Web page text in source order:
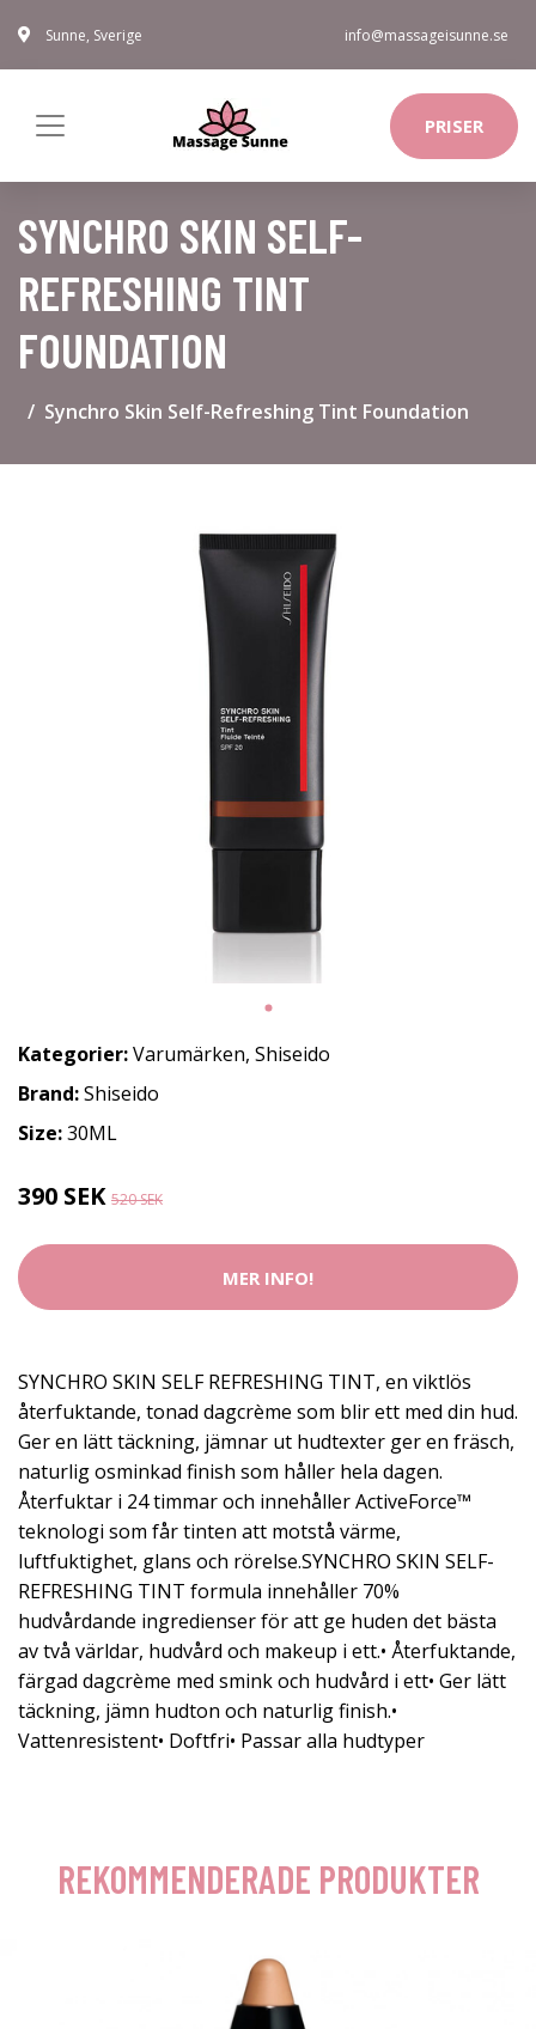
Sunne, Sverige info@massageisunne.se
PRISER
SYNCHRO SKIN SELF-
REFRESHING TINT
FOUNDATION
Synchro Skin Self-Refreshing Tint Foundation
Kategorier:Varumärken, Shiseido
Brand:Shiseido
Size:30ML
390 SEK 520 SEK
MER INFO!
SYNCHRO SKIN SELF REFRESHING TINT, en viktlös
återfuktande, tonad dagcrème som blir ett med din hud.
Ger en lätt täckning, jämnar ut hudtexter ger en fräsch,
naturlig osminkad finish som håller hela dagen.
Återfuktar i 24 timmar och innehåller ActiveForce™
teknologi som får tinten att motstå värme,
luftfuktighet, glans och rörelse.SYNCHRO SKIN SELF-
REFRESHING TINT formula innehåller 70%
hudvårdande ingredienser för att ge huden det bästa
av två världar, hudvård och makeup i ett.• Återfuktande,
färgad dagcrème med smink och hudvård i ett• Ger lätt
täckning, jämn hudton och naturlig finish.•
Vattenresistent• Doftfri• Passar alla hudtyper
REKOMMENDERADE PRODUKTER